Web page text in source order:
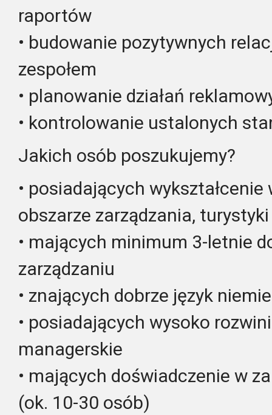
raportów
• budowanie pozytywnych
zespołem
• planowanie działań
• kontrolowanie ustalonych
Jakich osób poszukujemy?
• posiadających
obszarze zarządzania,
• mających minimum 3-letnie
zarządzaniu
• znających dobrze język
• posiadających wysoko
managerskie
• mających doświadczenie w
(ok. 10-30 osób)